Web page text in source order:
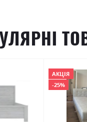
АКЦІЯ
-25%